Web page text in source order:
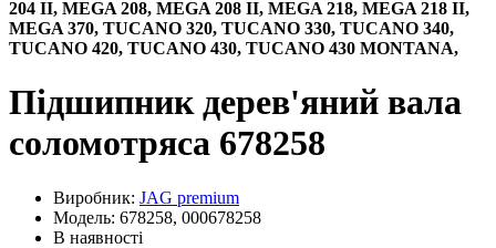
204 II, MEGA 208, MEGA 208 II, MEGA 218, MEGA 218 II,
MEGA 370, TUCANO 320, TUCANO 330, TUCANO 340,
TUCANO 420, TUCANO 430, TUCANO 430 MONTANA,
Підшипник дерев'яний вала
соломотряса 678258
Виробник: JAG premium
Модель: 678258, 000678258
В наявності